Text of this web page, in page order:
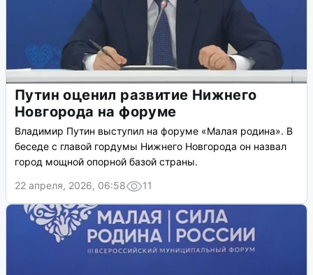
Путин оценил развитие Нижнего
Новгорода на форуме
Владимир Путин выступил на форуме «Малая родина». В
беседе с главой гордумы Нижнего Новгорода он назвал
город мощной опорной базой страны.
22 апреля, 2026, 06:58
11